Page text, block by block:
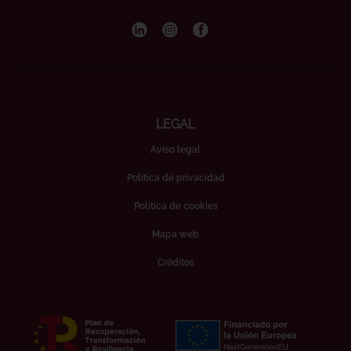
LEGAL
Aviso legal
Política de privacidad
Política de cookies
Mapa web
Créditos